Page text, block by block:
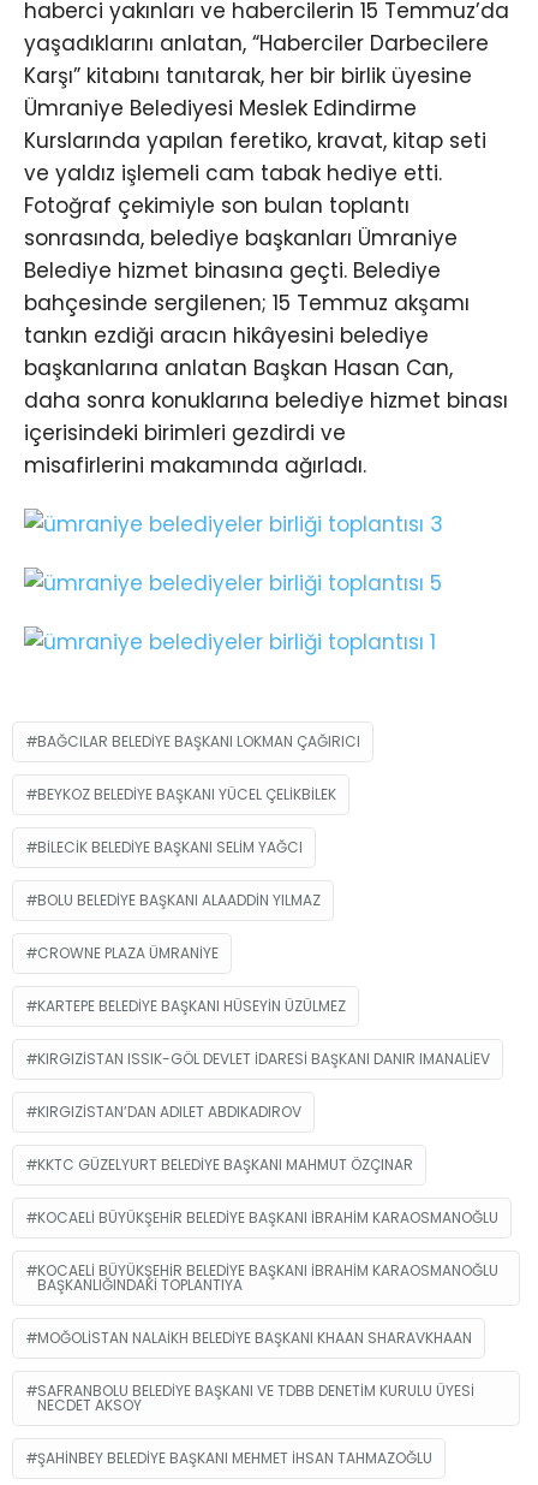
haberci yakınları ve habercilerin 15 Temmuz’da
yaşadıklarını anlatan, “Haberciler Darbecilere
Karşı” kitabını tanıtarak, her bir birlik üyesine
Ümraniye Belediyesi Meslek Edindirme
Kurslarında yapılan feretiko, kravat, kitap seti
ve yaldız işlemeli cam tabak hediye etti.
Fotoğraf çekimiyle son bulan toplantı
sonrasında, belediye başkanları Ümraniye
Belediye hizmet binasına geçti. Belediye
bahçesinde sergilenen; 15 Temmuz akşamı
tankın ezdiği aracın hikâyesini belediye
başkanlarına anlatan Başkan Hasan Can,
daha sonra konuklarına belediye hizmet binası
içerisindeki birimleri gezdirdi ve
misafirlerini makamında ağırladı.
BAĞCILAR BELEDIYE BAŞKANI LOKMAN ÇAĞIRICI
BEYKOZ BELEDIYE BAŞKANI YÜCEL ÇELIKBILEK
BILECIK BELEDIYE BAŞKANI SELIM YAĞCI
BOLU BELEDIYE BAŞKANI ALAADDIN YILMAZ
CROWNE PLAZA ÜMRANIYE
KARTEPE BELEDIYE BAŞKANI HÜSEYIN ÜZÜLMEZ
KIRGIZISTAN ISSIK-GÖL DEVLET İDARESI BAŞKANI DANIR IMANALIEV
KIRGIZISTAN’DAN ADILET ABDIKADIROV
KKTC GÜZELYURT BELEDIYE BAŞKANI MAHMUT ÖZÇINAR
KOCAELI BÜYÜKŞEHIR BELEDIYE BAŞKANI İBRAHIM KARAOSMANOĞLU
KOCAELI BÜYÜKŞEHIR BELEDIYE BAŞKANI İBRAHIM KARAOSMANOĞLU
BAŞKANLIĞINDAKI TOPLANTIYA
MOĞOLISTAN NALAIKH BELEDIYE BAŞKANI KHAAN SHARAVKHAAN
SAFRANBOLU BELEDIYE BAŞKANI VE TDBB DENETIM KURULU ÜYESI
NECDET AKSOY
ŞAHINBEY BELEDIYE BAŞKANI MEHMET İHSAN TAHMAZOĞLU